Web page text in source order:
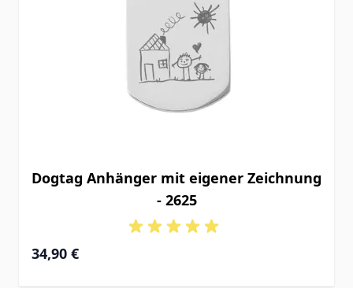
Dogtag Anhänger mit eigener Zeichnung
- 2625
34,90 €